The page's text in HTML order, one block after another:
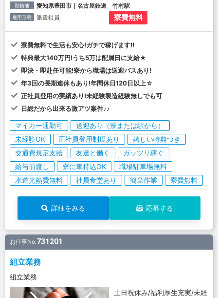
勤務地 愛知県豊田市｜名古屋鉄道 竹村駅
雇用形態 派遣社員 寮費無料
寮費無料で生活も安心!ガチで稼げます!!
特典最大140万円!うち5万は配属日に支給★
即決・即赴任可能!寮から職場は送迎バスあり!
年3回の長期連休もあり!年間休日120日以上☆
正社員登用の実績あり!未経験製造経験無しでも可
日総だから出来る激アツ案件♪♪
マイカー通勤可
送迎あり（寮または駅から）
未経験OK
正社員登用制度あり
嬉しい特典つき
交通費規定支給
友達と働く
ガッツリ稼ぐ
給与前渡し
寮に車持込OK
職場駐車場無料
水道光熱費無料
社員食堂あり 簡単作業 寮費無料
詳細をみる 応募する
お仕事No.731201
組立業務
組立業務
土日祝休み/福利厚生充実/未経